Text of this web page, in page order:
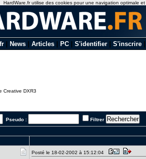
News Articles PC S'identifier S'inscrire
Creative DXR3
Pseudo : Filtrer
Posté le 18-02-2002 à 15:12:04
HardWare.fr utilise des cookies pour une navigation optimale